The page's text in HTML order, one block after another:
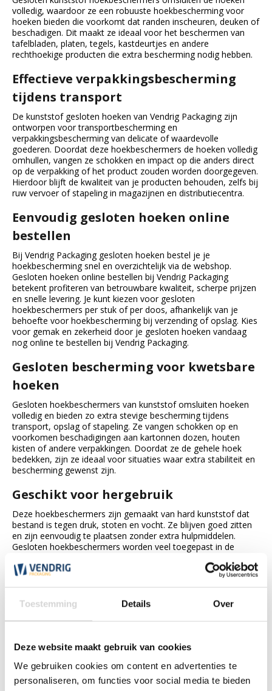
Toestemming Details Over
Deze website maakt gebruik van cookies
We gebruiken cookies om content en advertenties te
personaliseren, om functies voor social media te bieden
volledig, waardoor ze een robuuste hoekbescherming voor
hoeken bieden die voorkomt dat randen inscheuren, deuken of
beschadigen. Dit maakt ze ideaal voor het beschermen van
tafelbladen, platen, tegels, kastdeurtjes en andere
rechthoekige producten die extra bescherming nodig hebben.
Effectieve verpakkingsbescherming
tijdens transport
De kunststof gesloten hoeken van Vendrig Packaging zijn
ontworpen voor transportbescherming en
verpakkingsbescherming van delicate of waardevolle
goederen. Doordat deze hoekbeschermers de hoeken volledig
omhullen, vangen ze schokken en impact op die anders direct
op de verpakking of het product zouden worden doorgegeven.
Hierdoor blijft de kwaliteit van je producten behouden, zelfs bij
ruw vervoer of stapeling in magazijnen en distributiecentra.
Eenvoudig gesloten hoeken online
bestellen
Bij Vendrig Packaging gesloten hoeken bestel je je
hoekbescherming snel en overzichtelijk via de webshop.
Gesloten hoeken online bestellen bij Vendrig Packaging
betekent profiteren van betrouwbare kwaliteit, scherpe prijzen
en snelle levering. Je kunt kiezen voor gesloten
hoekbeschermers per stuk of per doos, afhankelijk van je
behoefte voor hoekbescherming bij verzending of opslag. Kies
voor gemak en zekerheid door je gesloten hoeken vandaag
nog online te bestellen bij Vendrig Packaging.
Gesloten bescherming voor kwetsbare
hoeken
Gesloten hoekbeschermers van kunststof omsluiten hoeken
volledig en bieden zo extra stevige bescherming tijdens
transport, opslag of stapeling. Ze vangen schokken op en
voorkomen beschadigingen aan kartonnen dozen, houten
kisten of andere verpakkingen. Doordat ze de gehele hoek
bedekken, zijn ze ideaal voor situaties waar extra stabiliteit en
bescherming gewenst zijn.
Geschikt voor hergebruik
Deze hoekbeschermers zijn gemaakt van hard kunststof dat
bestand is tegen druk, stoten en vocht. Ze blijven goed zitten
en zijn eenvoudig te plaatsen zonder extra hulpmiddelen.
Gesloten hoekbeschermers worden veel toegepast in de
breekbare of waardevolle goederen. Bovendien zijn ze
meerdere keren te gebruiken, wat ze tot een duurzame keuze
maakt.
Ben je op zoek naar betrouwbare hoekbescherming voor
kwetsbare producten, meubels of materialen? Bij Vendrig
Packaging vind je een uitgebreid assortiment gesloten hoeken
voor transport, opslag, montage en bescherming tijdens